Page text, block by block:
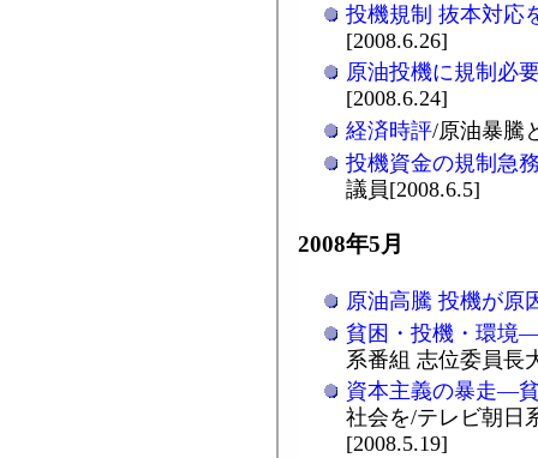
投機規制 抜本対応
[2008.6.26]
原油投機に規制必
[2008.6.24]
経済時評/原油暴騰
投機資金の規制急
議員[2008.6.5]
2008年5月
原油高騰 投機が原
貧困・投機・環境
系番組 志位委員長
資本主義の暴走―
社会を/テレビ朝日
[2008.5.19]